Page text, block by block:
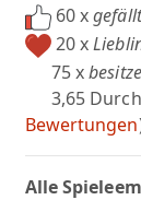
60 xgefällt
20 x
75 x
3,65
Bewertungen
Alle